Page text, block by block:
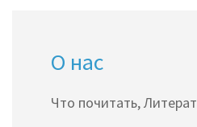
О нас
Что почитать,